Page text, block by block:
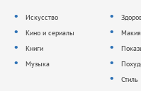
Искусство
Кино и сериалы
Книги
Музыка
Стиль